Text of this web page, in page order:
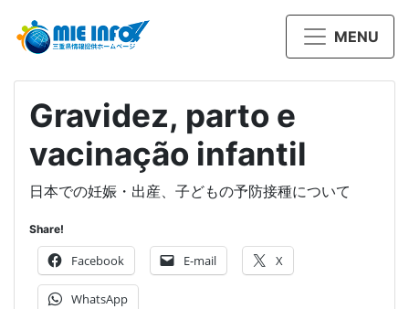
MENU
Gravidez, parto e
vacinação infantil
日本での妊娠・出産、子どもの予防接種について
Share!
Facebook E-mail X
WhatsApp